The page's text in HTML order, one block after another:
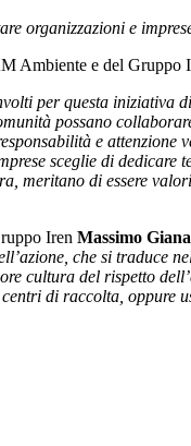
organizzazioni e
Ambiente e del Gruppo
per questa iniziativa
possano
e
sceglie di
di essere
Iren Massimo
che si
cultura del rispetto
di raccolta,